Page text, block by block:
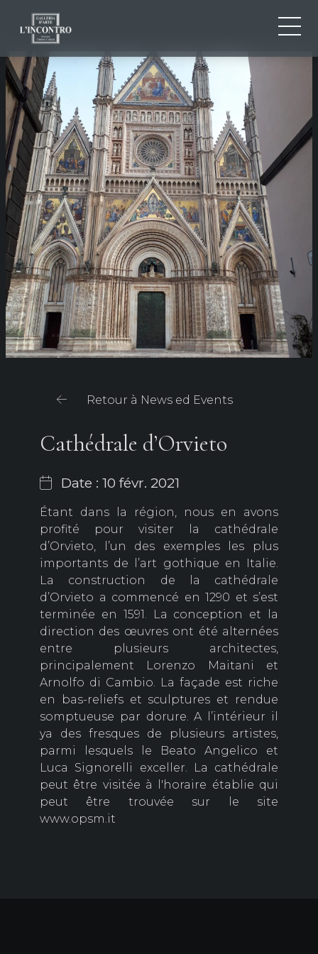
QUI SOMMES-NOU
NEWS ED EVENTS
ARTISTES ET ŒUVRES
EXPOSITIONS
CONTACTS
Retour à News ed Events
Cathédrale d’Orvieto
Date : 10 févr. 2021
Étant dans la région, nous en avons
profité pour visiter la cathédrale
d’Orvieto, l’un des exemples les plus
importants de l’art gothique en Italie.
La construction de la cathédrale
d’Orvieto a commencé en 1290 et s’est
terminée en 1591. La conception et la
direction des œuvres ont été alternées
entre plusieurs architectes,
principalement Lorenzo Maitani et
Arnolfo di Cambio. La façade est riche
en bas-reliefs et sculptures et rendue
somptueuse par dorure. A l’intérieur il
ya des fresques de plusieurs artistes,
parmi lesquels le Beato Angelico et
Luca Signorelli exceller. La cathédrale
peut être visitée à l'horaire établie qui
peut être trouvée sur le site
www.opsm.it